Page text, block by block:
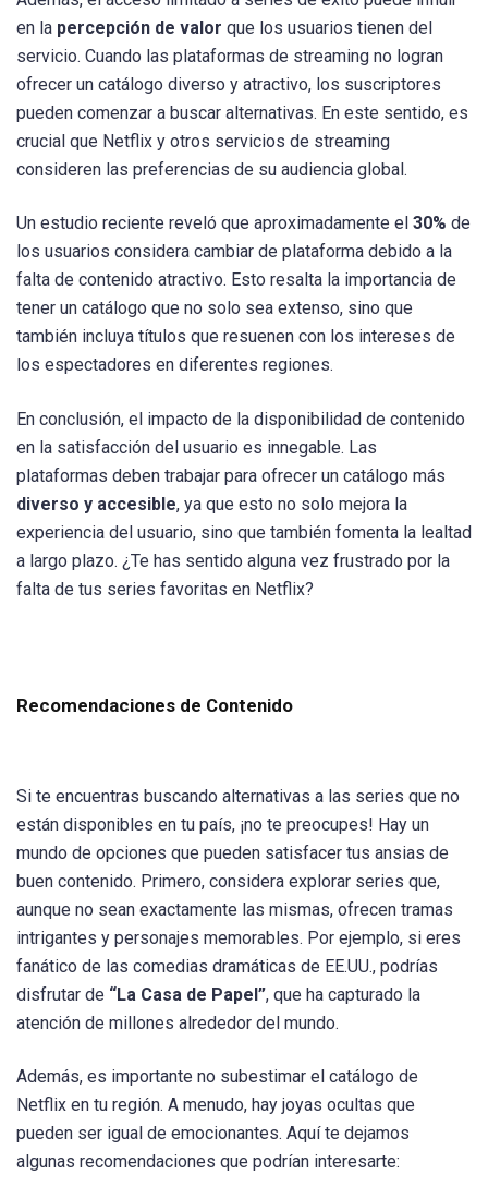
en la percepción de valor que los usuarios tienen del
servicio. Cuando las plataformas de streaming no logran
ofrecer un catálogo diverso y atractivo, los suscriptores
pueden comenzar a buscar alternativas. En este sentido, es
crucial que Netflix y otros servicios de streaming
consideren las preferencias de su audiencia global.
Un estudio reciente reveló que aproximadamente el 30% de
los usuarios considera cambiar de plataforma debido a la
falta de contenido atractivo. Esto resalta la importancia de
tener un catálogo que no solo sea extenso, sino que
también incluya títulos que resuenen con los intereses de
los espectadores en diferentes regiones.
En conclusión, el impacto de la disponibilidad de contenido
en la satisfacción del usuario es innegable. Las
plataformas deben trabajar para ofrecer un catálogo más
diverso y accesible, ya que esto no solo mejora la
experiencia del usuario, sino que también fomenta la lealtad
a largo plazo. ¿Te has sentido alguna vez frustrado por la
falta de tus series favoritas en Netflix?
Recomendaciones de Contenido
Si te encuentras buscando alternativas a las series que no
están disponibles en tu país, ¡no te preocupes! Hay un
mundo de opciones que pueden satisfacer tus ansias de
buen contenido. Primero, considera explorar series que,
aunque no sean exactamente las mismas, ofrecen tramas
intrigantes y personajes memorables. Por ejemplo, si eres
fanático de las comedias dramáticas de EE.UU., podrías
disfrutar de “La Casa de Papel”, que ha capturado la
atención de millones alrededor del mundo.
Además, es importante no subestimar el catálogo de
Netflix en tu región. A menudo, hay joyas ocultas que
pueden ser igual de emocionantes. Aquí te dejamos
algunas recomendaciones que podrían interesarte: